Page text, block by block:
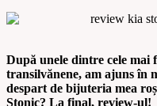
După unele dintre cele mai
transilvănene, am ajuns în
despart de bijuteria mea
Stonic? La final, review-ul!